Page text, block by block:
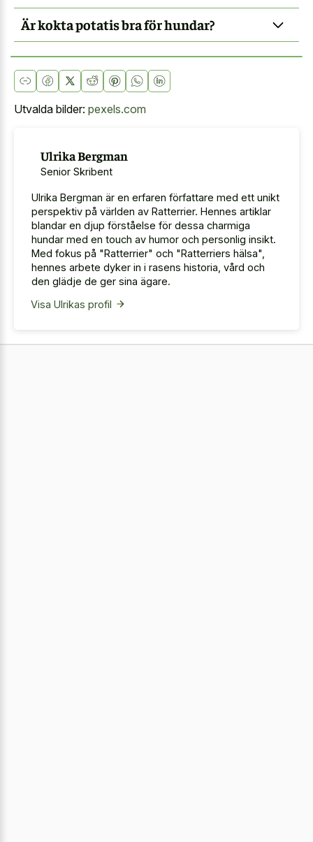
Är kokta potatis bra för hundar?
Utvalda bilder: pexels.com
Ulrika Bergman
Senior Skribent
Ulrika Bergman är en erfaren författare med ett unikt
perspektiv på världen av Ratterrier. Hennes artiklar
blandar en djup förståelse för dessa charmiga
hundar med en touch av humor och personlig insikt.
Med fokus på "Ratterrier" och "Ratterriers hälsa",
hennes arbete dyker in i rasens historia, vård och
den glädje de ger sina ägare.
Visa Ulrikas profil